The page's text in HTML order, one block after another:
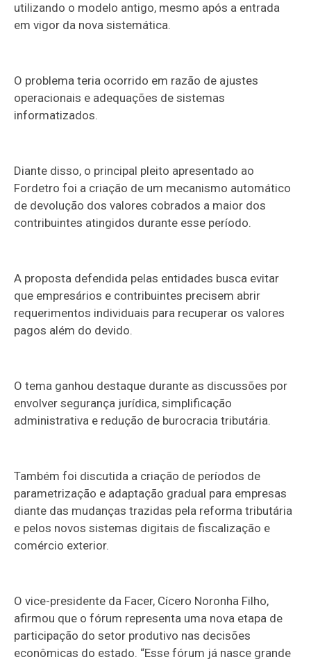
utilizando o modelo antigo, mesmo após a entrada
em vigor da nova sistemática.
O problema teria ocorrido em razão de ajustes
operacionais e adequações de sistemas
informatizados.
Diante disso, o principal pleito apresentado ao
Fordetro foi a criação de um mecanismo automático
de devolução dos valores cobrados a maior dos
contribuintes atingidos durante esse período.
A proposta defendida pelas entidades busca evitar
que empresários e contribuintes precisem abrir
requerimentos individuais para recuperar os valores
pagos além do devido.
O tema ganhou destaque durante as discussões por
envolver segurança jurídica, simplificação
administrativa e redução de burocracia tributária.
Também foi discutida a criação de períodos de
parametrização e adaptação gradual para empresas
diante das mudanças trazidas pela reforma tributária
e pelos novos sistemas digitais de fiscalização e
comércio exterior.
O vice-presidente da Facer, Cícero Noronha Filho,
afirmou que o fórum representa uma nova etapa de
participação do setor produtivo nas decisões
econômicas do estado. “Esse fórum já nasce grande